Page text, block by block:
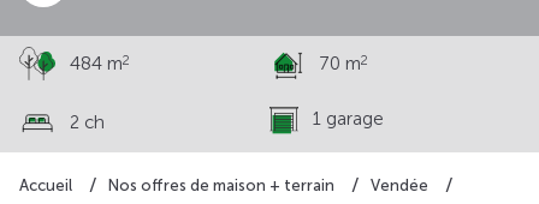
Accueil Nos offres de maison + terrain
Vendée
484 m2 70 m2
2 ch 1 garage